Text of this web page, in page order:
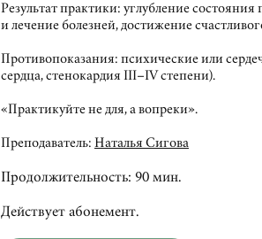
Результат практики: углубление
и лечение болезней, достижение
Противопоказания: психические или
сердца, стенокардия III–IV степени).
«Практикуйте не для, а вопреки».
Преподаватель: Наталья Сигова
Продолжительность: 90 мин.
Действует абонемент.